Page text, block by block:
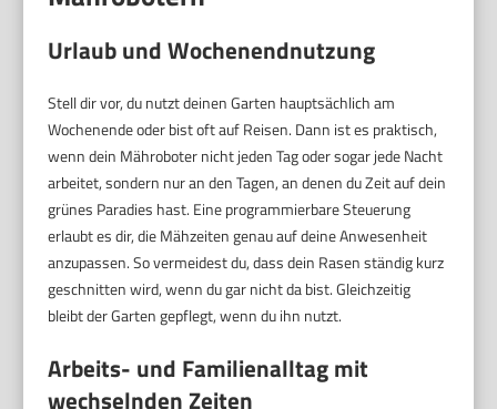
Urlaub und Wochenendnutzung
Stell dir vor, du nutzt deinen Garten hauptsächlich am
Wochenende oder bist oft auf Reisen. Dann ist es praktisch,
wenn dein Mähroboter nicht jeden Tag oder sogar jede Nacht
arbeitet, sondern nur an den Tagen, an denen du Zeit auf dein
grünes Paradies hast. Eine programmierbare Steuerung
erlaubt es dir, die Mähzeiten genau auf deine Anwesenheit
anzupassen. So vermeidest du, dass dein Rasen ständig kurz
geschnitten wird, wenn du gar nicht da bist. Gleichzeitig
bleibt der Garten gepflegt, wenn du ihn nutzt.
Arbeits- und Familienalltag mit
wechselnden Zeiten